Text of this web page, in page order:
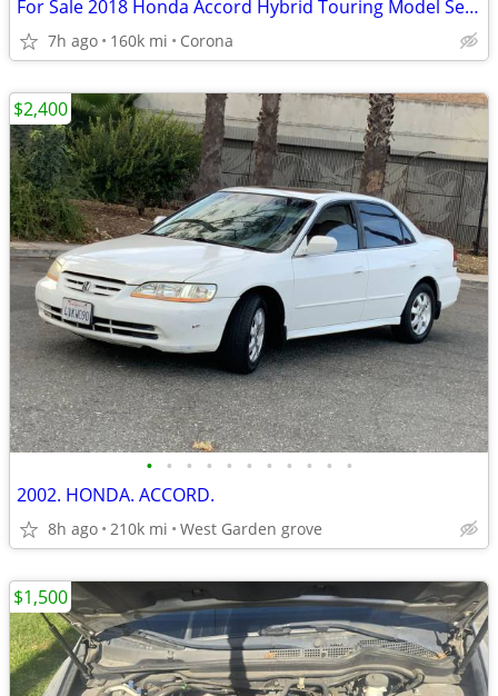
For Sale 2018 Honda Accord Hybrid Touring Model Sedan Gas Saver
7h ago 160k mi Corona
• • • • • • • • • • •
2002. HONDA. ACCORD.
8h ago 210k mi West Garden grove
$2,400
$1,500